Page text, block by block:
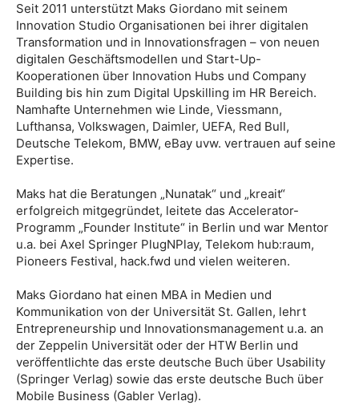
Seit 2011 unterstützt Maks Giordano mit seinem
Innovation Studio Organisationen bei ihrer digitalen
Transformation und in Innovationsfragen – von neuen
digitalen Geschäftsmodellen und Start-Up-
Kooperationen über Innovation Hubs und Company
Building bis hin zum Digital Upskilling im HR Bereich.
Namhafte Unternehmen wie Linde, Viessmann,
Lufthansa, Volkswagen, Daimler, UEFA, Red Bull,
Deutsche Telekom, BMW, eBay uvw. vertrauen auf seine
Expertise.
Maks hat die Beratungen „Nunatak“ und „kreait“
erfolgreich mitgegründet, leitete das Accelerator-
Programm „Founder Institute“ in Berlin und war Mentor
u.a. bei Axel Springer PlugNPlay, Telekom hub:raum,
Pioneers Festival, hack.fwd und vielen weiteren.
Maks Giordano hat einen MBA in Medien und
Kommunikation von der Universität St. Gallen, lehrt
Entrepreneurship und Innovationsmanagement u.a. an
der Zeppelin Universität oder der HTW Berlin und
veröffentlichte das erste deutsche Buch über Usability
(Springer Verlag) sowie das erste deutsche Buch über
Mobile Business (Gabler Verlag).